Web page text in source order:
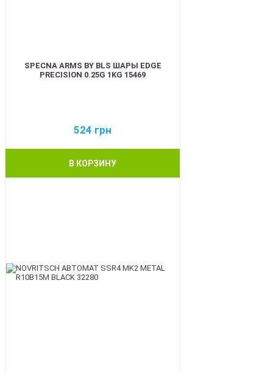
SPECNA ARMS BY BLS ШАРЫ EDGE
PRECISION 0.25G 1KG 15469
524 грн
В КОРЗИНУ